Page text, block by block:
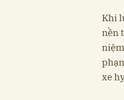
Khi
nền
xe